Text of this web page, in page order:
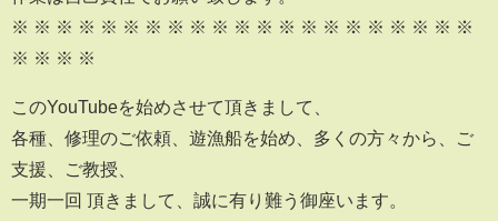
※ ※ ※ ※ ※ ※ ※ ※ ※ ※ ※ ※ ※ ※ ※ ※ ※ ※ ※ ※ ※
※ ※ ※ ※
このYouTubeを始めさせて頂きまして、
各種、修理のご依頼、遊漁船を始め、多くの方々から、ご
支援、ご教授、
一期一回 頂きまして、誠に有り難う御座います。